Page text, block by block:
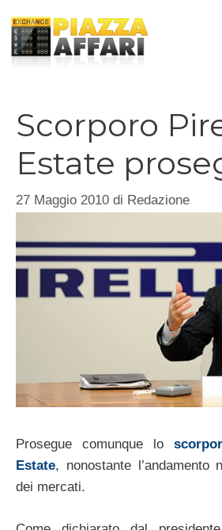
contenuto
Scorporo
Estate
27 Maggio 2010 di Redazione
Prosegue comunque lo
Estate, nonostante l’andamento
dei mercati.